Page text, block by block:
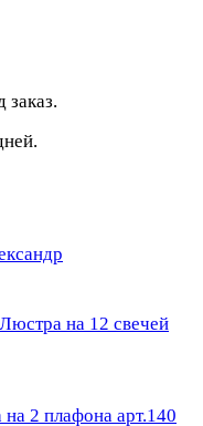
заказ.
Люстра на 12 свечей
на 2 плафона арт.140